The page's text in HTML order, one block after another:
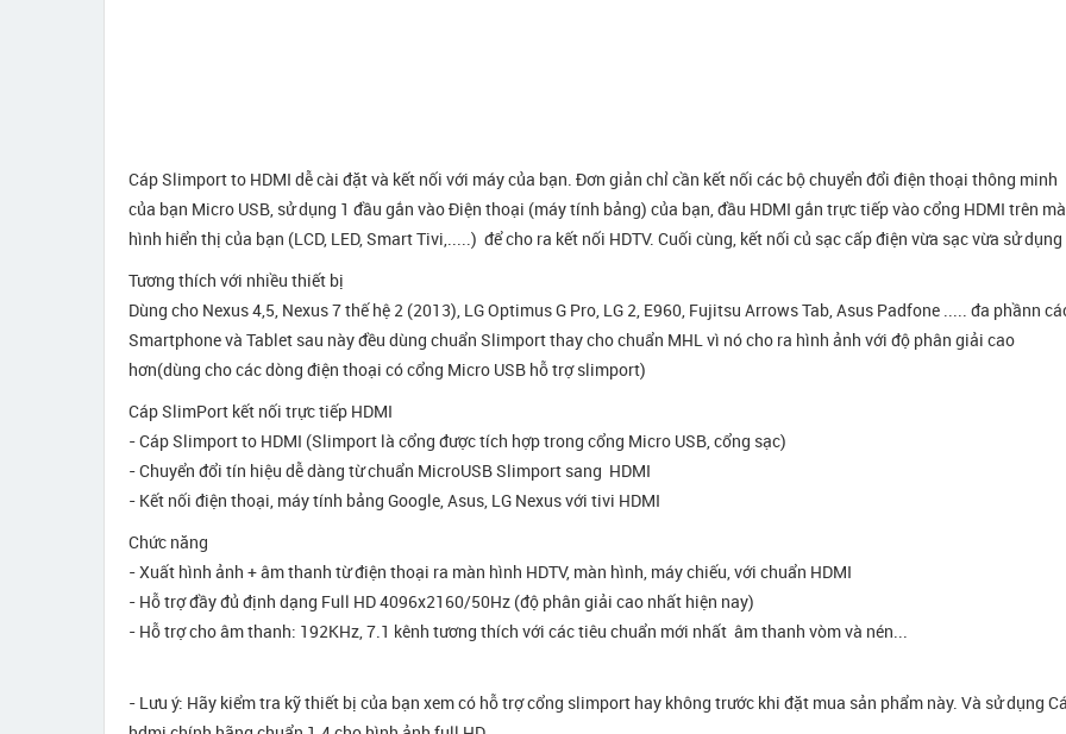
Cáp Slimport to HDMI dễ cài đặt và kết nối với máy của bạn. Đơn giản chỉ cần kết nối các bộ chuyển đổi điện thoại thông minh
của bạn Micro USB, sử dụng 1 đầu gắn vào Điện thoại (máy tính bảng) của bạn, đầu HDMI gắn trực tiếp vào cổng HDMI trên
hình hiển thị của bạn (LCD, LED, Smart Tivi,.....) để cho ra kết nối HDTV. Cuối cùng, kết nối củ sạc cấp điện vừa sạc vừa sử dụng
Tương thích với nhiều thiết bị
Dùng cho Nexus 4,5, Nexus 7 thế hệ 2 (2013), LG Optimus G Pro, LG 2, E960, Fujitsu Arrows Tab, Asus Padfone ..... đa phầnn
Smartphone và Tablet sau này đều dùng chuẩn Slimport thay cho chuẩn MHL vì nó cho ra hình ảnh với độ phân giải cao
hơn(dùng cho các dòng điện thoại có cổng Micro USB hỗ trợ slimport)
Cáp SlimPort kết nối trực tiếp HDMI
- Cáp Slimport to HDMI (Slimport là cổng được tích hợp trong cổng Micro USB, cổng sạc)
- Chuyển đổi tín hiệu dễ dàng từ chuẩn MicroUSB Slimport sang HDMI
- Kết nối điện thoại, máy tính bảng Google, Asus, LG Nexus với tivi HDMI
Chức năng
- Xuất hình ảnh + âm thanh từ điện thoại ra màn hình HDTV, màn hình, máy chiếu, với chuẩn HDMI
- Hỗ trợ đầy đủ định dạng Full HD 4096x2160/50Hz (độ phân giải cao nhất hiện nay)
- Hỗ trợ cho âm thanh: 192KHz, 7.1 kênh tương thích với các tiêu chuẩn mới nhất âm thanh vòm và nén...
- Lưu ý: Hãy kiểm tra kỹ thiết bị của bạn xem có hỗ trợ cổng slimport hay không trước khi đặt mua sản phẩm này. Và sử dụng